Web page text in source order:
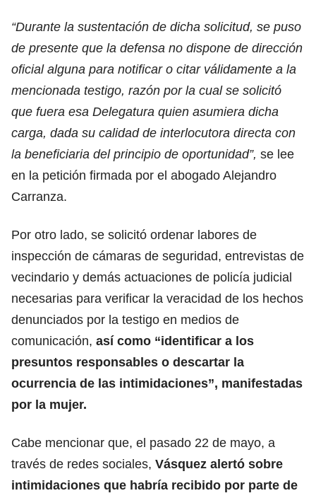
“Durante la sustentación de dicha solicitud, se puso
de presente que la defensa no dispone de dirección
oficial alguna para notificar o citar válidamente a la
mencionada testigo, razón por la cual se solicitó
que fuera esa Delegatura quien asumiera dicha
carga, dada su calidad de interlocutora directa con
la beneficiaria del principio de oportunidad”, se lee
en la petición firmada por el abogado Alejandro
Carranza.
Por otro lado, se solicitó ordenar labores de
inspección de cámaras de seguridad, entrevistas de
vecindario y demás actuaciones de policía judicial
necesarias para verificar la veracidad de los hechos
denunciados por la testigo en medios de
comunicación, así como “identificar a los
presuntos responsables o descartar la
ocurrencia de las intimidaciones”, manifestadas
por la mujer.
Cabe mencionar que, el pasado 22 de mayo, a
través de redes sociales, Vásquez alertó sobre
intimidaciones que habría recibido por parte de